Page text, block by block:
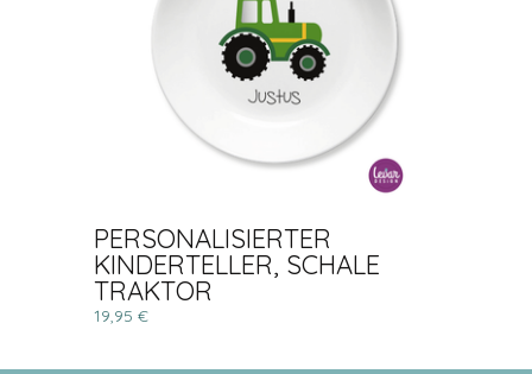
PERSONALISIERTER
KINDERTELLER, SCHALE
TRAKTOR
19,95 €